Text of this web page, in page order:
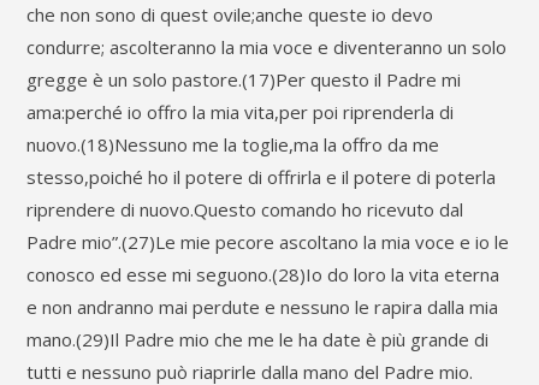
e
gesso,dipinta
a
mano
con
tempera
e
che non sono di quest ovile;anche queste io devo
condurre; ascolteranno la mia voce e diventeranno un solo
gregge è un solo pastore.(17)Per questo il Padre mi
ama:perché io offro la mia vita,per poi riprenderla di
nuovo.(18)Nessuno me la toglie,ma la offro da me
stesso,poiché ho il potere di offrirla e il potere di poterla
riprendere di nuovo.Questo comando ho ricevuto dal
Padre mio”.(27)Le mie pecore ascoltano la mia voce e io le
conosco ed esse mi seguono.(28)Io do loro la vita eterna
e non andranno mai perdute e nessuno le rapira dalla mia
mano.(29)Il Padre mio che me le ha date è più grande di
tutti e nessuno può riaprirle dalla mano del Padre mio.